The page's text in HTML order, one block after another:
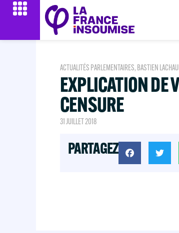
ACTUALITÉS PARLEMENTAIRES, BASTIEN
EXPLICATION DE
CENSURE
31 JUILLET 2018
PARTAGEZ